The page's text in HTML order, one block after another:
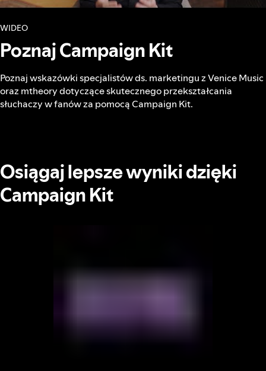
WIDEO
Poznaj Campaign Kit
Poznaj wskazówki specjalistów ds. marketingu z Venice Music
oraz mtheory dotyczące skutecznego przekształcania
słuchaczy w fanów za pomocą Campaign Kit.
Osiągaj lepsze wyniki dzięki
Campaign Kit